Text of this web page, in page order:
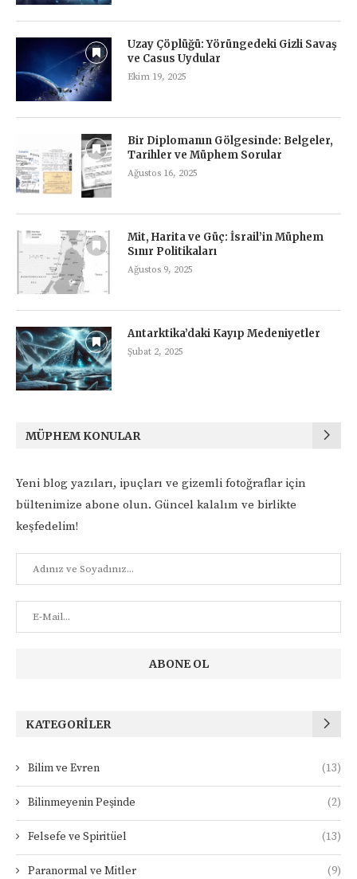
Uzay Çöplüğü: Yörüngedeki Gizli Savaş
ve Casus Uydular
Ekim 19, 2025
Bir Diplomanın Gölgesinde: Belgeler,
Tarihler ve Müphem Sorular
Ağustos 16, 2025
Mit, Harita ve Güç: İsrail’in Müphem
Sınır Politikaları
Ağustos 9, 2025
Antarktika’daki Kayıp Medeniyetler
Şubat 2, 2025
MÜPHEM KONULAR
Yeni blog yazıları, ipuçları ve gizemli fotoğraflar için
bültenimize abone olun. Güncel kalalım ve birlikte
keşfedelim!
KATEGORILER
Bilim ve Evren (13)
Bilinmeyenin Peşinde (2)
Felsefe ve Spiritüel (13)
Paranormal ve Mitler (9)